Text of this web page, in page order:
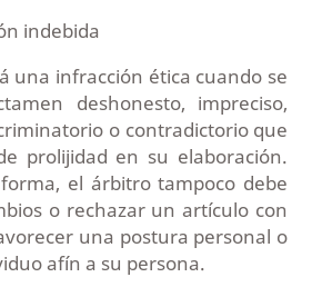
indebida
una infracción ética cuando se
deshonesto, impreciso,
o contradictorio que
prolijidad en su elaboración.
el árbitro tampoco debe
o rechazar un artículo con
una postura personal o
afín a su persona.